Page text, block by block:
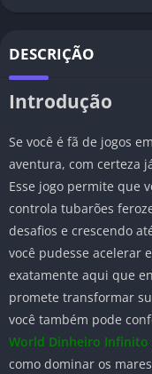
DESCRIÇÃO
Introdução
Se você é fã de jogos
aventura, com certeza
Esse jogo permite que
controla tubarões
desafios e crescendo
você pudesse acelerar
exatamente aqui que
promete transformar
você também pode
World Dinheiro Infinito
como dominar os